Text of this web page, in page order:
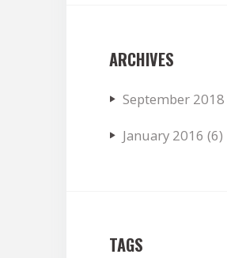
ARCHIVES
September 2018
January 2016 (6)
TAGS